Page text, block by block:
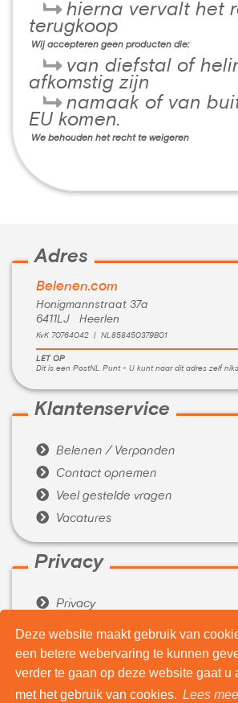
Deze website maakt gebruik van
een betere webervaring te kunnen
verder te gaan op deze website gaat u
met het gebruik van cookies. Lees
hierna vervalt het
terugkoop
Wij accepteren geen producten die:
van diefstal of
afkomstig zijn
namaak of van
EU komen.
We behouden het recht te weigeren
Adres
Belenen.com
Honigmannstraat 37a
6411LJ Heerlen
KvK 70764042 | NL858450379B01
LET OP
Dit is een PostNL Punt - U kunt naar dit adres zelf
Klantenservice
 Belenen / Verpanden
 Contact opnemen
 Veel gestelde vragen
 Vacatures
Privacy
 Privacy
Algemene voorwaarden
Over ons
 Wie zijn wij